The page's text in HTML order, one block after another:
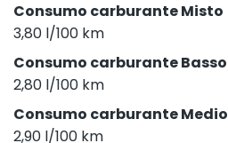
Consumo carburante Misto
3,80 l/100 km
Consumo carburante Basso
2,80 l/100 km
Consumo carburante Medio
2,90 l/100 km